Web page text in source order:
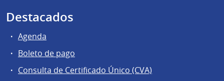
Destacados
Agenda
Boleto de pago
Consulta de Certificado Único (CVA)